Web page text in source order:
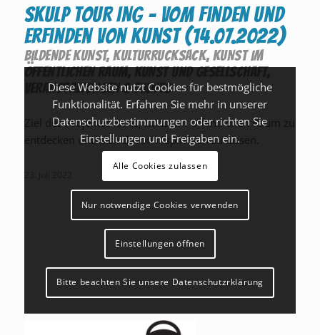
SKULP TOUR ING – Vom Finden und
Erfinden von Kunst (14.07.2022)
BILDENDE KUNST,KULTURRUCKSACK,KUNST IM
ÖFFENTLICHEN RAUM,KUNST UND GESELLSCHAFT,
VERANSTALTUNGEN & EVENTS
Ziel des Projektes ist es, Kunst im öffentlichen Raum zu
entdecken und sich davon inspirieren zu lassen.
Diese Website nutzt Cookies für bestmögliche
Funktionalität. Erfahren Sie mehr in unserer
Datenschutzbestimmungen oder richten Sie
Einstellungen und Freigaben ein.
Alle Cookies zulassen
Nur notwendige Cookies verwenden
Einstellungen öffnen
Bitte beachten Sie unsere Datenschutzrklärung